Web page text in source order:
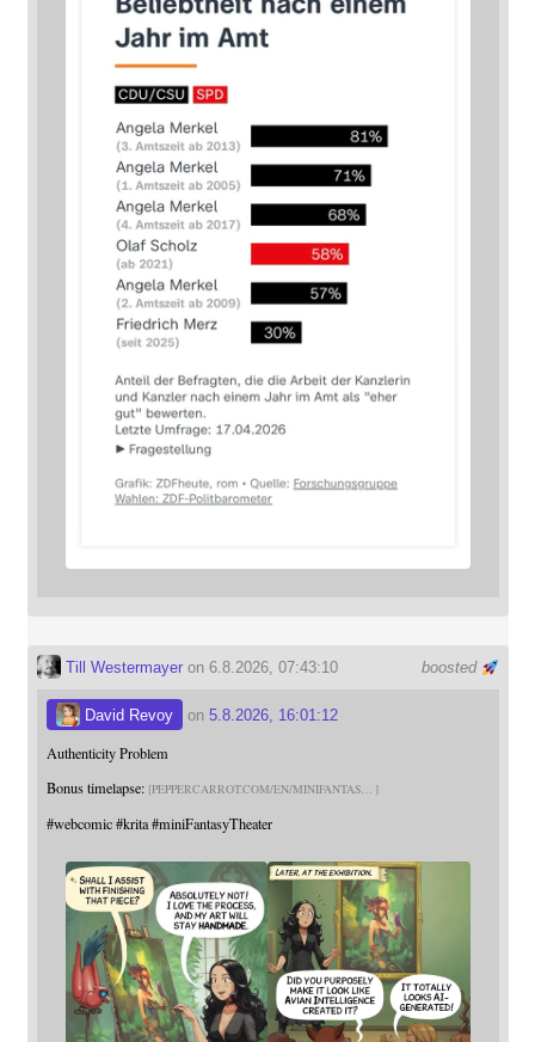
boosted
Till Westermayeron 6.8.2026, 07:43:10
David Revoy on 5.8.2026, 16:01:12
Authenticity Problem
Bonus timelapse: PEPPERCARROT.COM/EN/MINIFANTAS
#webcomic #krita #miniFantasyTheater